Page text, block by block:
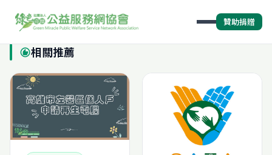
贊助捐贈
recommend相關推薦